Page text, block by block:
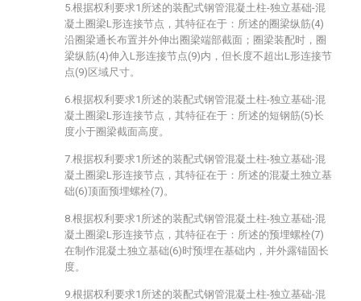
5.根据权利要求1所述的装配式钢管混凝土柱-独立基础-混
凝土圈梁L形连接节点，其特征在于：所述的圈梁纵筋(4)
沿圈梁通长布置并外伸出圈梁端部截面；圈梁装配时，圈
梁纵筋(4)伸入L形连接节点(9)内，但长度不超出L形连接节
点(9)区域尺寸。
6.根据权利要求1所述的装配式钢管混凝土柱-独立基础-混
凝土圈梁L形连接节点，其特征在于：所述的短钢筋(5)长
度小于圈梁截面高度。
7.根据权利要求1所述的装配式钢管混凝土柱-独立基础-混
凝土圈梁L形连接节点，其特征在于：所述的混凝土独立基
础(6)顶面预埋螺栓(7)。
8.根据权利要求1所述的装配式钢管混凝土柱-独立基础-混
凝土圈梁L形连接节点，其特征在于：所述的预埋螺栓(7)
在制作混凝土独立基础(6)时预埋在基础内，并外露锚固长
度。
9.根据权利要求1所述的装配式钢管混凝土柱-独立基础-混